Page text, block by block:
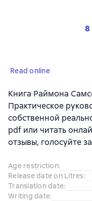
8
Read online
Книга Раймона
Практическое
собственной
pdf или читать
отзывы, голосуйте
Age restriction:
Release date on Litres:
Translation date:
Writing date: